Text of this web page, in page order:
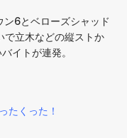
ン6とベローズシャッド
で立木などの縦ストか
イトが連発。
たくった！